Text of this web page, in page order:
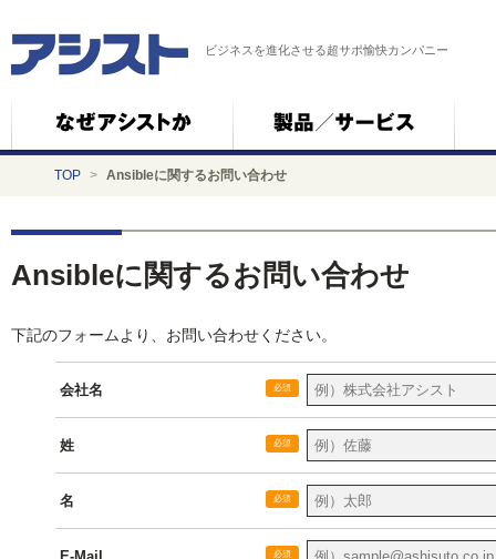
ビジネスを進化させる超サポ愉快カンパニー
TOP > Ansibleに関するお問い合わせ
Ansibleに関するお問い合わせ
下記のフォームより、お問い合わせください。